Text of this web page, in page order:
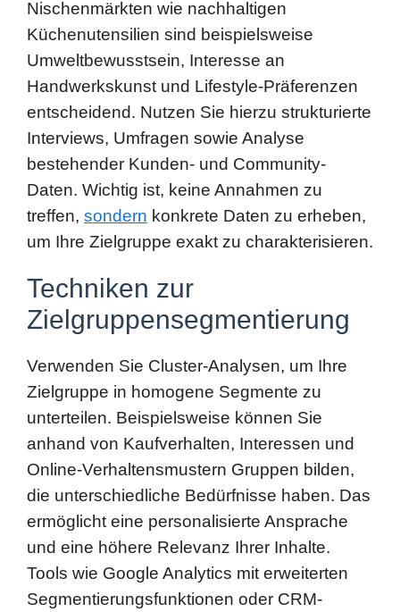
Handwerkskunst und Lifestyle-Präferenzen
entscheidend. Nutzen Sie hierzu strukturierte
Interviews, Umfragen sowie Analyse
bestehender Kunden- und Community-
Daten. Wichtig ist, keine Annahmen zu
treffen,sondernkonkrete Daten zu erheben,
um Ihre Zielgruppe exakt zu charakterisieren.
Techniken zur
Zielgruppensegmentierung
Verwenden Sie Cluster-Analysen, um Ihre
Zielgruppe in homogene Segmente zu
anhand von Kaufverhalten, Interessen und
Online-Verhaltensmustern Gruppen bilden,
die unterschiedliche Bedürfnisse haben. Das
ermöglicht eine personalisierte Ansprache
und eine höhere Relevanz Ihrer Inhalte.
Tools wie Google Analytics mit erweiterten
Segmentierungsfunktionen oder CRM-
Systeme helfen, diese Daten effizient zu
erfassen und auszuwerten.